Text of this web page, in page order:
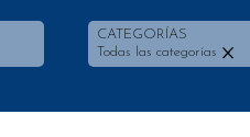
CATEGORÍAS
Todas las categorías